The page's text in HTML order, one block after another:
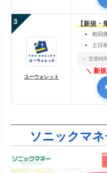
3
ユーウォレット
【新規・
初回
土日
営業時
新
ソニックマネ